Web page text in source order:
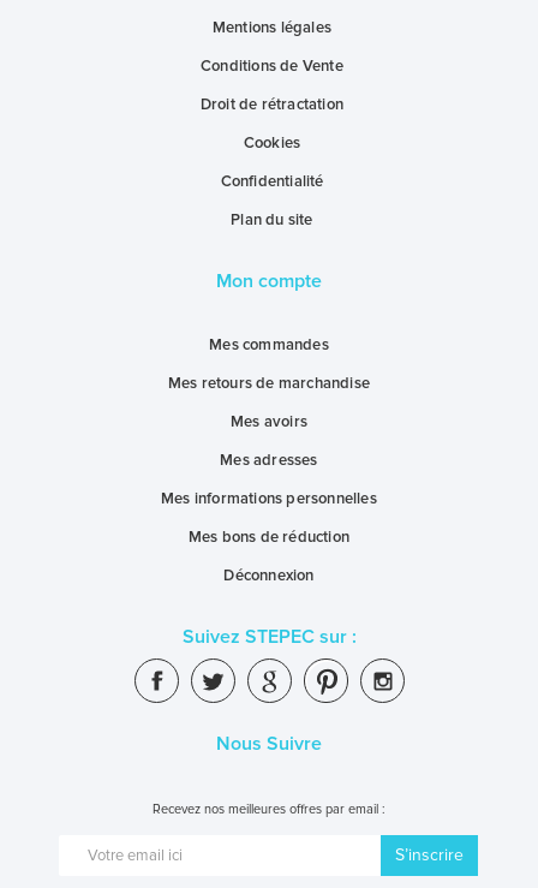
Mentions légales
Conditions de Vente
Droit de rétractation
Cookies
Confidentialité
Plan du site
Mon compte
Mes commandes
Mes retours de marchandise
Mes avoirs
Mes adresses
Mes informations personnelles
Mes bons de réduction
Déconnexion
Suivez STEPEC sur :
Nous Suivre
Recevez nos meilleures offres par email :
S’inscrire